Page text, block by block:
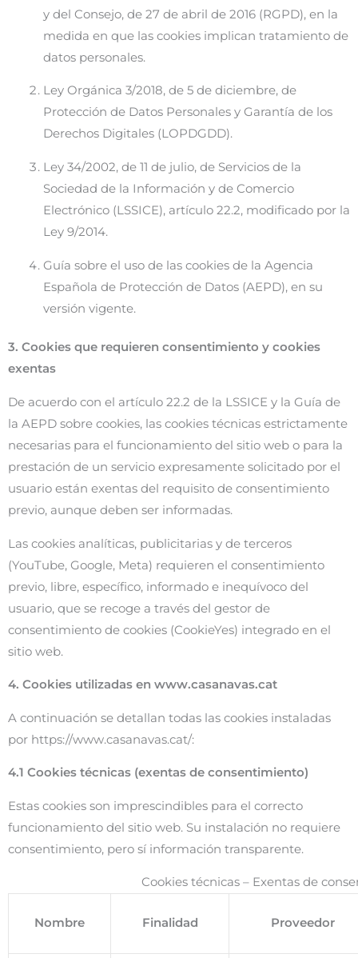
y del Consejo, de 27 de abril de 2016 (RGPD), en la
medida en que las cookies implican tratamiento de
datos personales.
Ley Orgánica 3/2018, de 5 de diciembre, de
Protección de Datos Personales y Garantía de los
Derechos Digitales (LOPDGDD).
Ley 34/2002, de 11 de julio, de Servicios de la
Sociedad de la Información y de Comercio
Electrónico (LSSICE), artículo 22.2, modificado por la
Ley 9/2014.
Guía sobre el uso de las cookies de la Agencia
Española de Protección de Datos (AEPD), en su
versión vigente.
3. Cookies que requieren consentimiento y cookies
exentas
De acuerdo con el artículo 22.2 de la LSSICE y la Guía de
la AEPD sobre cookies, las cookies técnicas estrictamente
necesarias para el funcionamiento del sitio web o para la
prestación de un servicio expresamente solicitado por el
usuario están exentas del requisito de consentimiento
previo, aunque deben ser informadas.
Las cookies analíticas, publicitarias y de terceros
(YouTube, Google, Meta) requieren el consentimiento
previo, libre, específico, informado e inequívoco del
usuario, que se recoge a través del gestor de
consentimiento de cookies (CookieYes) integrado en el
sitio web.
4. Cookies utilizadas en www.casanavas.cat
A continuación se detallan todas las cookies instaladas
por https://www.casanavas.cat/:
4.1 Cookies técnicas (exentas de consentimiento)
Estas cookies son imprescindibles para el correcto
funcionamiento del sitio web. Su instalación no requiere
consentimiento, pero sí información transparente.
Cookies técnicas – Exentas de
Nombre Finalidad Proveedor